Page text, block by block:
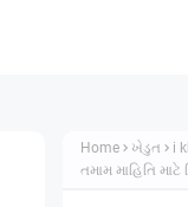
Home ખેડુત
i
તમામ માહિતિ માટે